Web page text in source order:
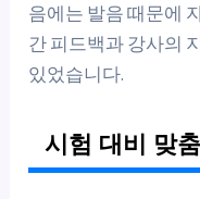
음에는 발음 때문에
간 피드백과 강사의
있었습니다.
시험 대비 맞